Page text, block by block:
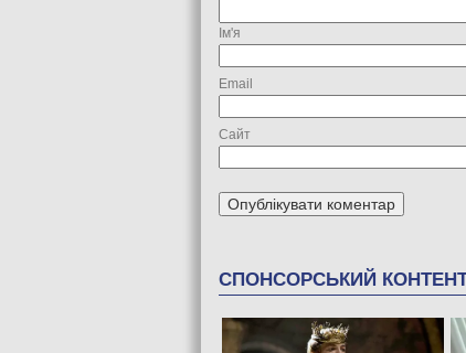
Ім'я
Email
Сайт